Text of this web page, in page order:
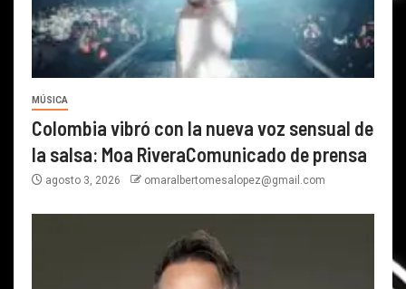
MÚSICA
Colombia vibró con la nueva voz sensual de
la salsa: Moa RiveraComunicado de prensa
agosto 3, 2026 omaralbertomesalopez@gmail.com